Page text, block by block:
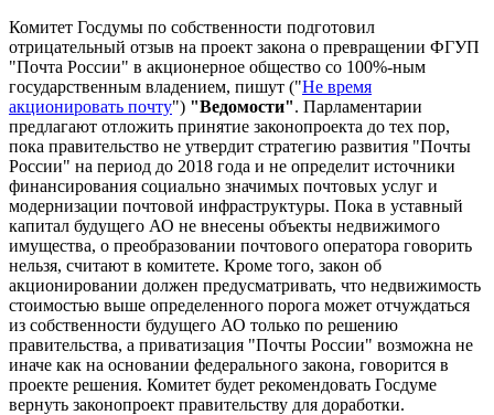
Комитет Госдумы по собственности подготовил
отрицательный отзыв на проект закона о превращении ФГУП
"Почта России" в акционерное общество со 100%-ным
государственным владением, пишут ("Не время
акционировать почту") "Ведомости". Парламентарии
предлагают отложить принятие законопроекта до тех пор,
пока правительство не утвердит стратегию развития "Почты
России" на период до 2018 года и не определит источники
финансирования социально значимых почтовых услуг и
модернизации почтовой инфраструктуры. Пока в уставный
капитал будущего АО не внесены объекты недвижимого
имущества, о преобразовании почтового оператора говорить
нельзя, считают в комитете. Кроме того, закон об
акционировании должен предусматривать, что недвижимость
стоимостью выше определенного порога может отчуждаться
из собственности будущего АО только по решению
правительства, а приватизация "Почты России" возможна не
иначе как на основании федерального закона, говорится в
проекте решения. Комитет будет рекомендовать Госдуме
вернуть законопроект правительству для доработки.